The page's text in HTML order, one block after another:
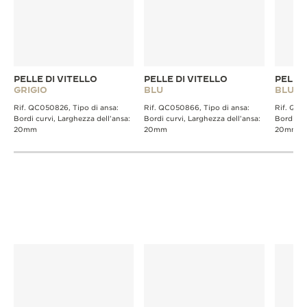
PELLE DI VITELLO
GRIGIO
Rif. QC050826, Tipo di ansa:
Bordi curvi, Larghezza dell’ansa:
20mm
PELLE DI VITELLO
BLU
Rif. QC050866, Tipo di ansa:
Bordi curvi, Larghezza dell’ansa:
20mm
PELLE
BLU
Rif.
Bordi
20mm